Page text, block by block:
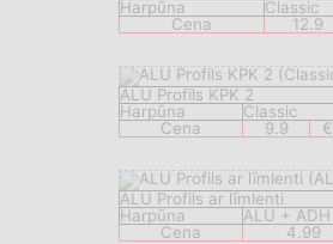
Harpūna
Classic
Cena
12.9
ALU Profils KPK 2
Harpūna
Classic
Cena
9.9 €
ALU Profils ar līmlenti
Harpūna
ALU + ADH
Cena
4.99